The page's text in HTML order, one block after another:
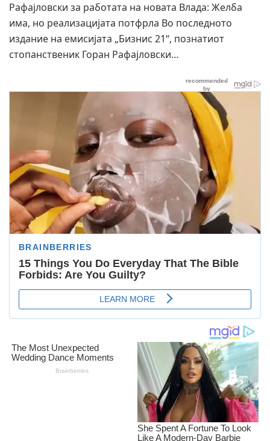
Рафајловски за работата на новата Влада: Желба
има, но реализацијата потфрла Во последното
издание на емисијата „Бизнис 21“, познатиот
стопанственик Горан Рафајловски…